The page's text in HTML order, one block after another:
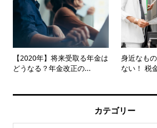
【2020年】将来受取る年金は
どうなる？年金改正の...
身近なも
ない！ 税
カテゴリー